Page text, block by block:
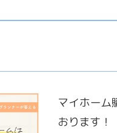
マイホーム
おります！